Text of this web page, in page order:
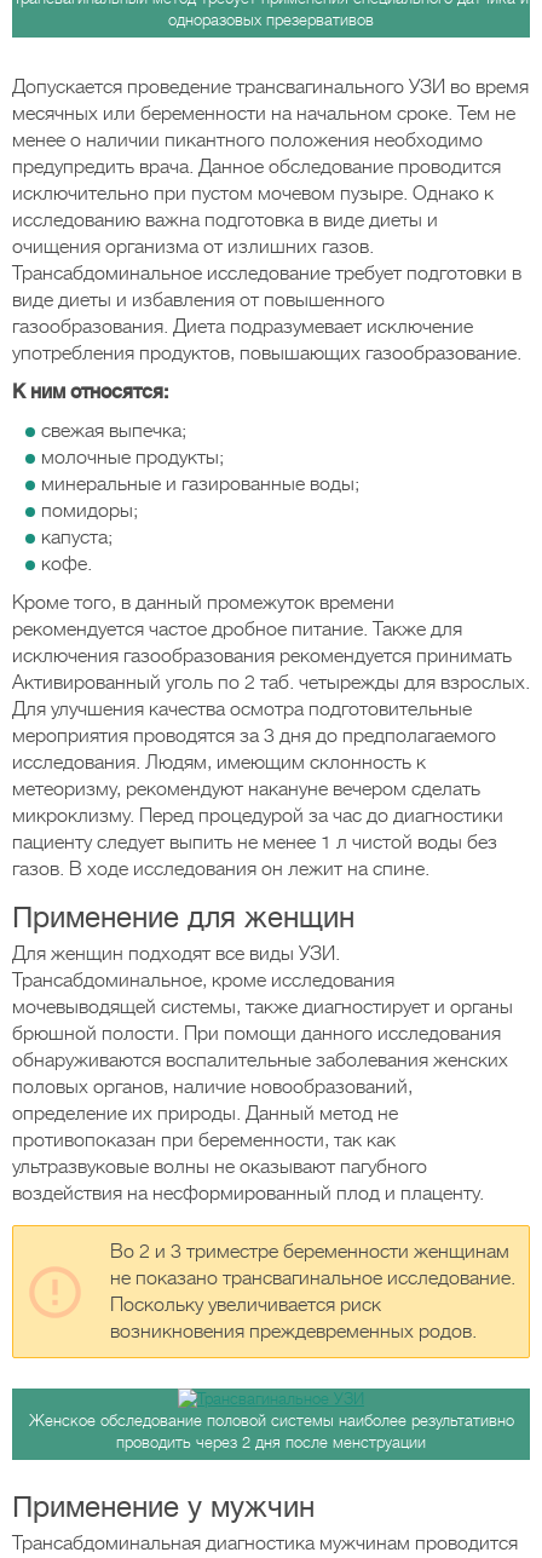
одноразовых презервативов
Допускается проведение трансвагинального УЗИ во время
месячных или беременности на начальном сроке. Тем не
менее о наличии пикантного положения необходимо
предупредить врача. Данное обследование проводится
исключительно при пустом мочевом пузыре. Однако к
исследованию важна подготовка в виде диеты и
очищения организма от излишних газов.
Трансабдоминальное исследование требует подготовки в
виде диеты и избавления от повышенного
газообразования. Диета подразумевает исключение
употребления продуктов, повышающих газообразование.
К ним относятся:
свежая выпечка;
молочные продукты;
минеральные и газированные воды;
помидоры;
капуста;
кофе.
Кроме того, в данный промежуток времени
рекомендуется частое дробное питание. Также для
исключения газообразования рекомендуется принимать
Активированный уголь по 2 таб. четырежды для взрослых.
Для улучшения качества осмотра подготовительные
мероприятия проводятся за 3 дня до предполагаемого
исследования. Людям, имеющим склонность к
метеоризму, рекомендуют накануне вечером сделать
микроклизму. Перед процедурой за час до диагностики
пациенту следует выпить не менее 1 л чистой воды без
газов. В ходе исследования он лежит на спине.
Применение для женщин
Для женщин подходят все виды УЗИ.
Трансабдоминальное, кроме исследования
мочевыводящей системы, также диагностирует и органы
брюшной полости. При помощи данного исследования
обнаруживаются воспалительные заболевания женских
половых органов, наличие новообразований,
определение их природы. Данный метод не
противопоказан при беременности, так как
ультразвуковые волны не оказывают пагубного
воздействия на несформированный плод и плаценту.
Во 2 и 3 триместре беременности женщинам
не показано трансвагинальное исследование.
Поскольку увеличивается риск
возникновения преждевременных родов.
Женское обследование половой системы наиболее результативно
проводить через 2 дня после менструации
Применение у мужчин
Трансабдоминальная диагностика мужчинам проводится